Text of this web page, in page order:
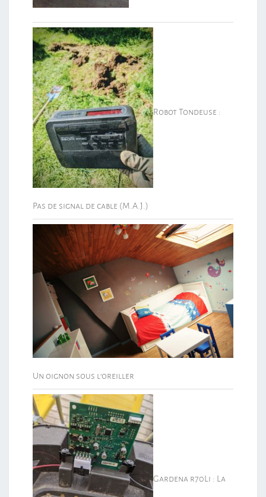
Robot Tondeuse :
Pas de signal de cable (M.A.J.)
Un oignon sous l’oreiller
Gardena r70Li : La